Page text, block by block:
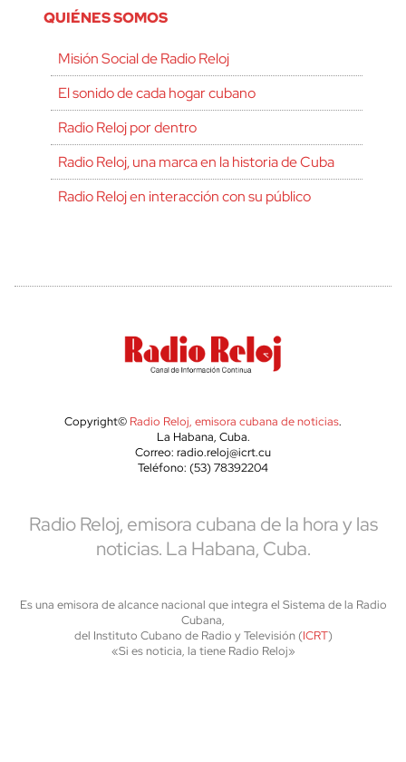
QUIÉNES SOMOS
Misión Social de Radio Reloj
El sonido de cada hogar cubano
Radio Reloj por dentro
Radio Reloj, una marca en la historia de Cuba
Radio Reloj en interacción con su público
Copyright© Radio Reloj, emisora cubana de noticias.
La Habana, Cuba.
Correo: radio.reloj@icrt.cu
Teléfono: (53) 78392204
Radio Reloj, emisora cubana de la hora y las
noticias. La Habana, Cuba.
Es una emisora de alcance nacional que integra el Sistema de la Radio
Cubana,
del Instituto Cubano de Radio y Televisión (ICRT)
«Si es noticia, la tiene Radio Reloj»